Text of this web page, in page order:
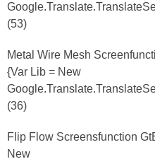
(53)
Metal Wire Mesh
{var Lib = New
(36)
Flip Flow Screensfunction
New